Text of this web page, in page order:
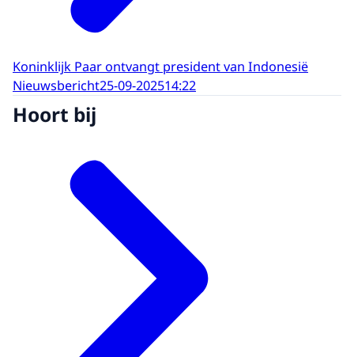
Koninklijk Paar ontvangt president van Indonesië
Nieuwsbericht25-09-202514:22
Hoort bij